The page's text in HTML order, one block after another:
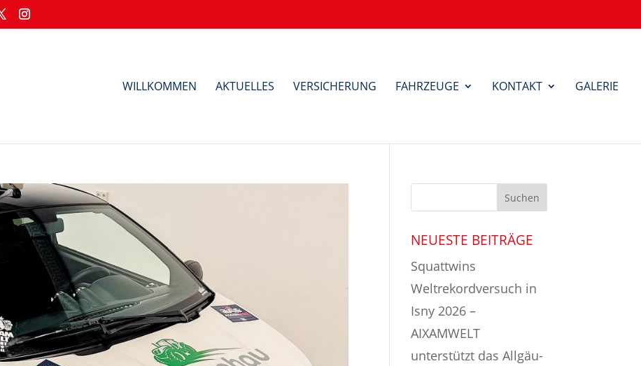
WILLKOMMEN AKTUELLES VERSICHERUNG FAHRZEUGE KONTAKT GALERIE
NEUESTE BEITRÄGE
Squattwins
Weltrekordversuch in
Isny 2026 –
AIXAMWELT
unterstützt das Allgäu-